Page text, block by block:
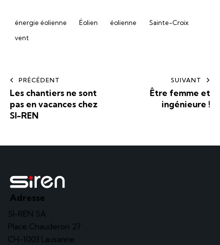
énergie éolienne Éolien éolienne
Sainte-Croix
vent
PRÉCÉDENT
Les chantiers ne sont
pas en vacances chez
SI-REN
SUIVANT
Être femme et
ingénieure !
Adresse
SI-REN SA
Place Chauderon 27
CH-1003 Lausanne